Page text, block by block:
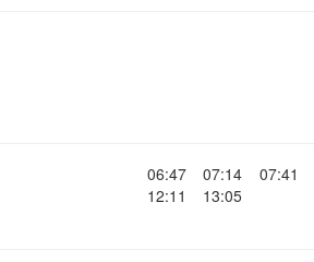
06:47 07:14 07:41
12:11
13:05